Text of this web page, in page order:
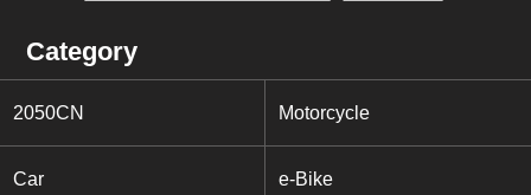
Category
2050CN Motorcycle
Car e-Bike